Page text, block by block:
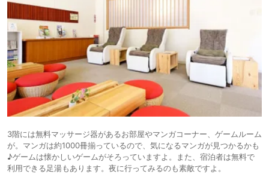
3階には無料マッサージ器があるお部屋やマンガコーナー、ゲームルーム
が。マンガは約1000冊揃っているので、気になるマンガが見つかるかも
♪ゲームは懐かしいゲームがそろっていますよ。また、宿泊者は無料で
利用できる足湯もあります。夜に行ってみるのも素敵ですよ。